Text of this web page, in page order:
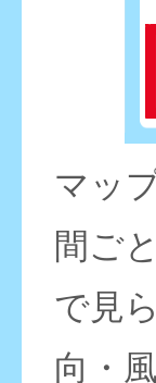
マッ
間ご
で見
向・